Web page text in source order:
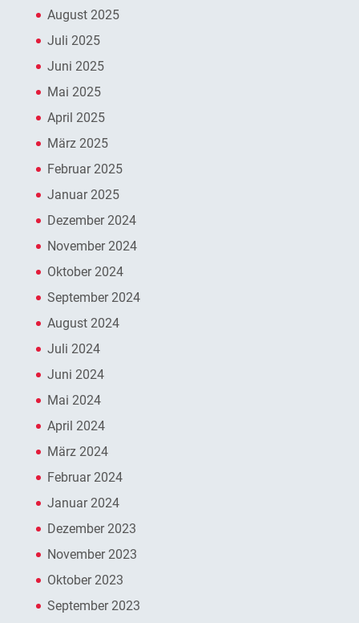
August 2025
Juli 2025
Juni 2025
Mai 2025
April 2025
März 2025
Februar 2025
Januar 2025
Dezember 2024
November 2024
Oktober 2024
September 2024
August 2024
Juli 2024
Juni 2024
Mai 2024
April 2024
März 2024
Februar 2024
Januar 2024
Dezember 2023
November 2023
Oktober 2023
September 2023